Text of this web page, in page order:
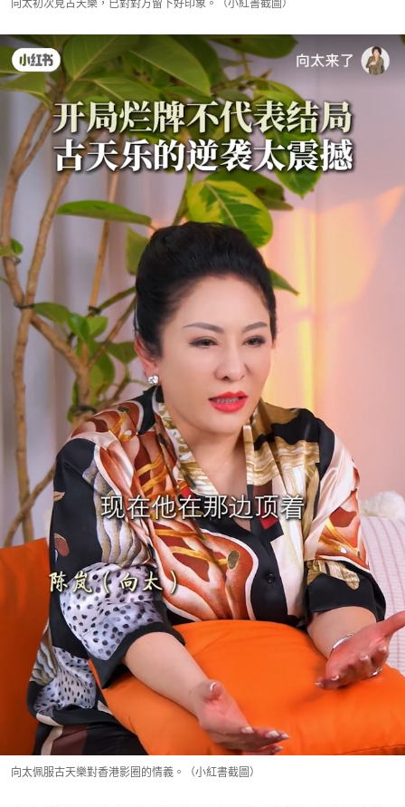
向太初次見古天樂，已對對方留下好印象。（小紅書截圖）
向太佩服古天樂對香港影圈的情義。（小紅書截圖）